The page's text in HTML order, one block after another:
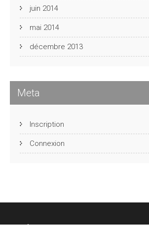
juin 2014
mai 2014
décembre 2013
Meta
Inscription
Connexion